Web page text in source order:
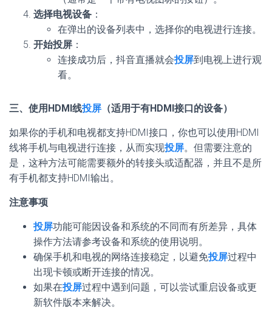
选择电视设备 ：
在弹出的设备列表中，选择你的电视进行连接。
开始投屏 ：
连接成功后，抖音直播就会投屏到电视上进行观
看。
三、使用HDMI线投屏 （适用于有HDMI接口的设备）
如果你的手机和电视都支持HDMI接口，你也可以使用HDMI
线将手机与电视进行连接，从而实现投屏。但需要注意的
是，这种方法可能需要额外的转接头或适配器，并且不是所
有手机都支持HDMI输出。
注意事项
投屏功能可能因设备和系统的不同而有所差异，具体
操作方法请参考设备和系统的使用说明。
确保手机和电视的网络连接稳定，以避免投屏过程中
出现卡顿或断开连接的情况。
如果在投屏过程中遇到问题，可以尝试重启设备或更
新软件版本来解决。